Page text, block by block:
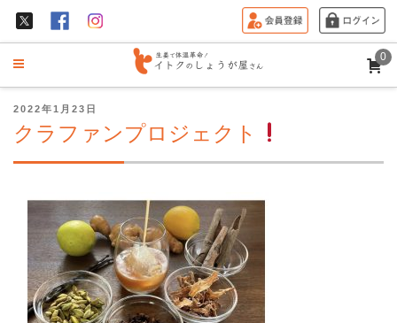
0
投
日:
2022年1月23日
クラファンプロジェクト